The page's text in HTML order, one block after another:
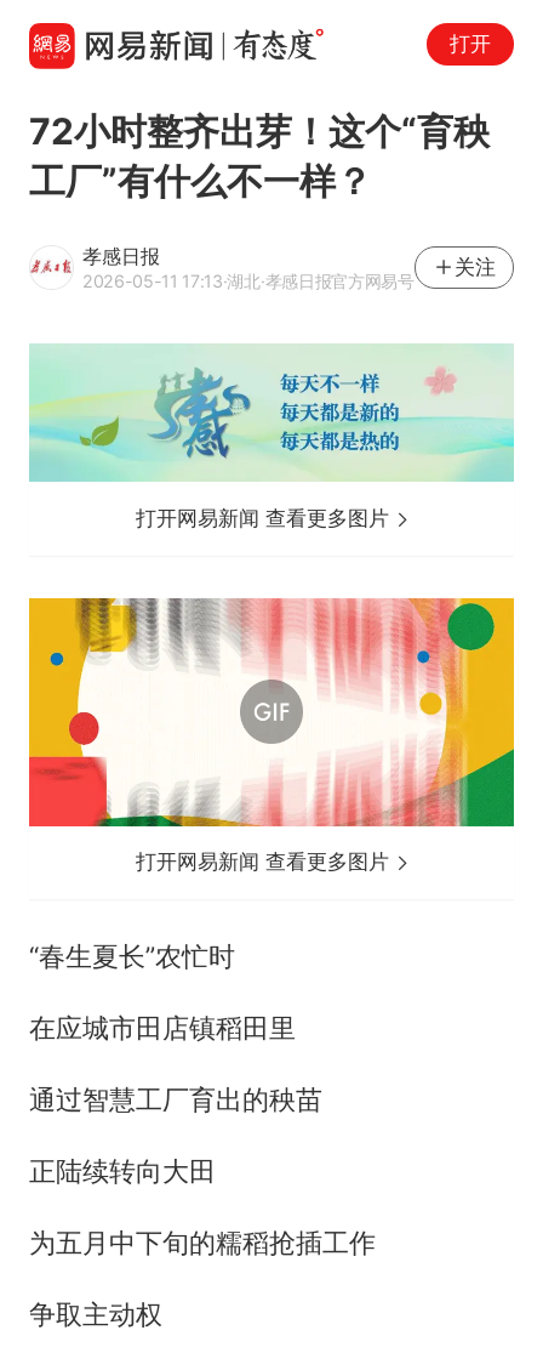
打开
72小时整齐出芽！这个“育秧
工厂”有什么不一样？
孝感日报
2026-05-11 17:13·湖北·孝感日报官方网易号
关注
打开网易新闻 查看更多图片
打开网易新闻 查看更多图片
“春生夏长”农忙时
在应城市田店镇稻田里
通过智慧工厂育出的秧苗
正陆续转向大田
为五月中下旬的糯稻抢插工作
争取主动权